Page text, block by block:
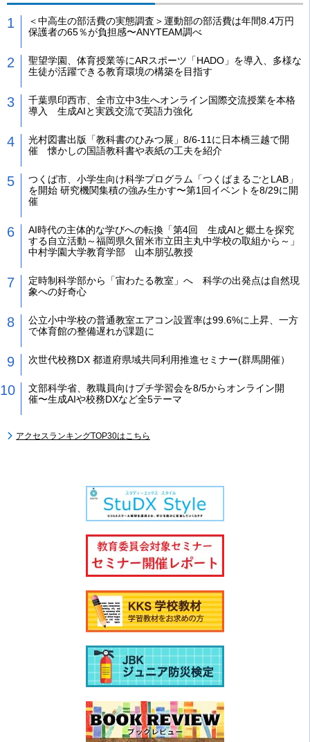
＜中高生の部活費の実態調査＞運動部の部活費は年間8.4万円
保護者の65％が負担感〜ANYTEAM調べ
聖望学園、体育授業等にARスポーツ「HADO」を導入、多様な
生徒が活躍できる教育環境の構築を目指す
千葉県印西市、全市立中3生へオンライン国際交流授業を本格
導入 生成AIと実践交流で英語力強化
光村図書出版「教科書のひみつ展」8/6-11に日本橋三越で開
催 懐かしの国語教科書や表紙の工夫を紹介
つくば市、小学生向け科学プログラム「つくばまるごとLAB」
を開始 研究機関集積の強み生かす〜第1回イベントを8/29に開
催
AI時代の主体的な学びへの転換「第4回 生成AIと郷土を探究
する自立活動～福岡県久留米市立田主丸中学校の取組から～」
中村学園大学教育学部 山本朋弘教授
定時制科学部から「宙わたる教室」へ 科学の出発点は自然現
象への好奇心
公立小中学校の普通教室エアコン設置率は99.6%に上昇、一方
で体育館の整備遅れが課題に
次世代校務DX 都道府県域共同利用推進セミナー(群馬開催）
文部科学省、教職員向けプチ学習会を8/5からオンライン開
催〜生成AIや校務DXなど全5テーマ
アクセスランキングTOP30はこちら